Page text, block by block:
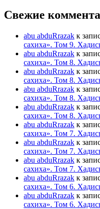
Свежие
abu abduRrazak к
сахиха». Том 9.
abu abduRrazak к
сахиха». Том 8.
abu abduRrazak к
сахиха». Том 8.
abu abduRrazak к
сахиха». Том 8.
abu abduRrazak к
сахиха». Том 8.
abu abduRrazak к
сахиха». Том 7.
abu abduRrazak к
сахиха». Том 7.
abu abduRrazak к
сахиха». Том 7.
abu abduRrazak к
сахиха». Том 6.
abu abduRrazak к
сахиха». Том 6.